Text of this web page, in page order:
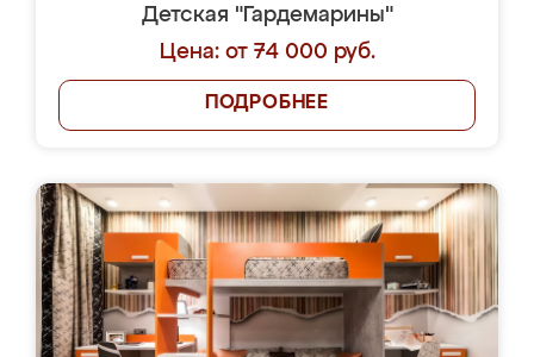
Детская "Гардемарины"
Цена: от 74 000 руб.
ПОДРОБНЕЕ